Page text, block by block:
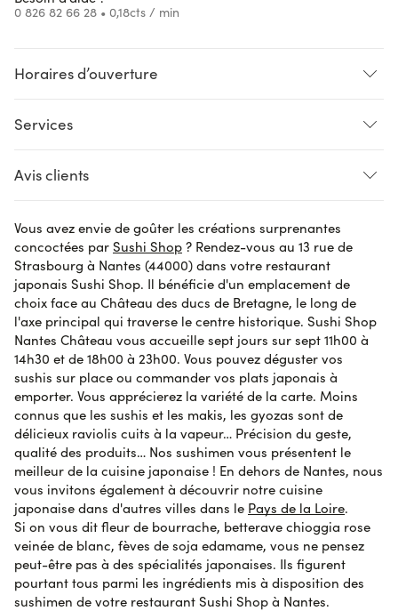
0 826 82 66 28 • 0,18cts / min
Horaires d’ouverture
Loading...
Loading...
Services
SUR PLACE
Avis clients
Danielle N.le 29 octobre 2023 AVIS VÉRIFIÉ
Tout était parfait
Soazig S.le 29 octobre 2023 AVIS VÉRIFIÉ
Bien !
Stéphanie L. le 27 octobre 2023 AVIS VÉRIFIÉ
Très satisfaite des produits. Juste un délai de livraison
par rapport à la prise en charge de la commande
Etienne C. le 26 octobre 2023 AVIS VÉRIFIÉ
Sushi et maki bon et correspondant à la commande.
Par contre, sauces et baguettes en quantité plus
variable. Autant j'ai été content d'avoir plus de
sauces, autant c'est du gaspillage pour le gingembre.
Vous avez envie de goûter les créations surprenantes
concoctées par Sushi Shop ? Rendez-vous au 13 rue de
Strasbourg à Nantes (44000) dans votre restaurant
japonais Sushi Shop. Il bénéficie d'un emplacement de
choix face au Château des ducs de Bretagne, le long de
l'axe principal qui traverse le centre historique. Sushi Shop
Nantes Château vous accueille sept jours sur sept 11h00 à
14h30 et de 18h00 à 23h00. Vous pouvez déguster vos
sushis sur place ou commander vos plats japonais à
emporter. Vous apprécierez la variété de la carte. Moins
connus que les sushis et les makis, les gyozas sont de
délicieux raviolis cuits à la vapeur… Précision du geste,
qualité des produits… Nos sushimen vous présentent le
meilleur de la cuisine japonaise ! En dehors de Nantes, nous
vous invitons également à découvrir notre cuisine
japonaise dans d'autres villes dans le Pays de la Loire.
Si on vous dit fleur de bourrache, betterave chioggia rose
veinée de blanc, fèves de soja edamame, vous ne pensez
peut-être pas à des spécialités japonaises. Ils figurent
pourtant tous parmi les ingrédients mis à disposition des
sushimen de votre restaurant Sushi Shop à Nantes.